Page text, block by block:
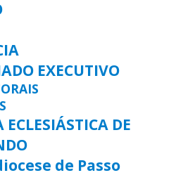
EXECUTIVO
ECLESIÁSTICA DE
de Passo